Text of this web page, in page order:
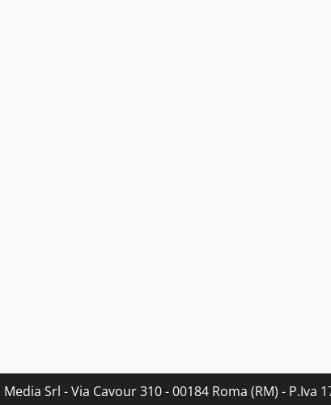
Srl - Via Cavour 310 - 00184 Roma (RM) -